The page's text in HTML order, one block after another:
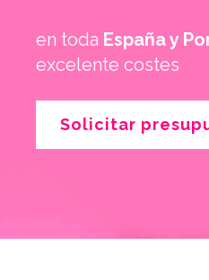
en toda España y
excelente costes
Solicitar